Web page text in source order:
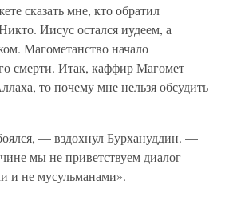
сказать мне, кто обратил
Иисус остался иудеем, а
Магометанство начало
смерти. Итак, каффир Магомет
то почему мне нельзя обсудить
— вздохнул Бурхануддин. —
мы не приветствуем диалог
и не мусульманами».